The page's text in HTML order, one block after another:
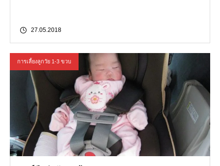
27.05.2018
การเลี้ยงลูกวัย 1-3 ขวบ